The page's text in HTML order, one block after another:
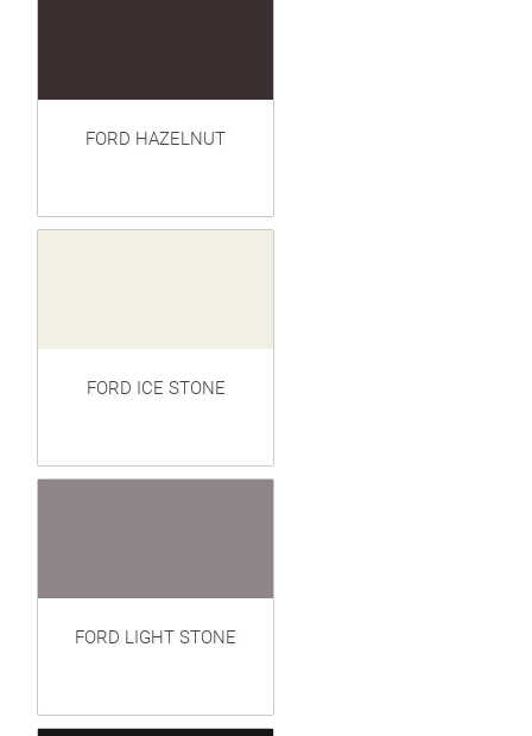
FORD HAZELNUT
FORD ICE STONE
FORD LIGHT STONE